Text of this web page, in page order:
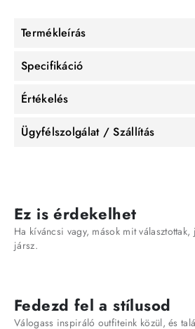
Termékleírás
Specifikáció
Értékelés
Ügyfélszolgálat / Szállítás
Ez is érdekelhet
Ha kíváncsi vagy, mások mit választottak,
jársz.
Fedezd fel a stílusod
Válogass inspiráló outfiteink közül, és